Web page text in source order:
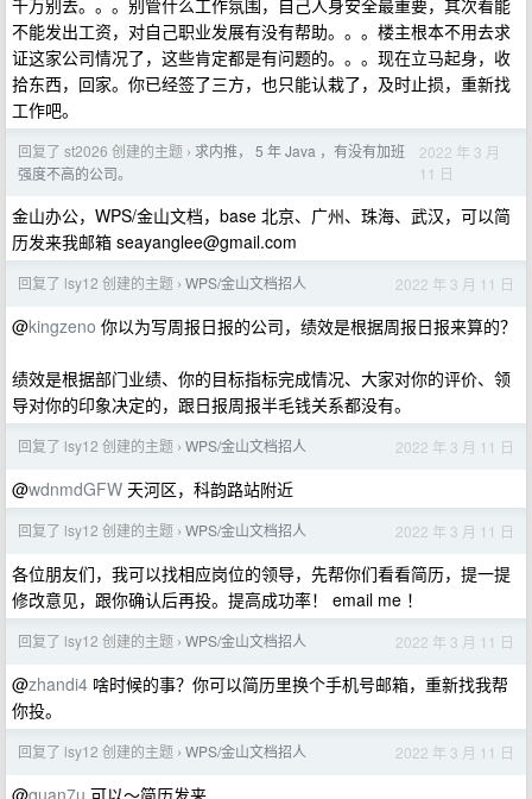
千万别去。。。别管什么工作氛围，自己人身安全最重要，其次看能
不能发出工资，对自己职业发展有没有帮助。。。楼主根本不用去求
证这家公司情况了，这些肯定都是有问题的。。。现在立马起身，收
拾东西，回家。你已经签了三方，也只能认栽了，及时止损，重新找
工作吧。
回复了 st2026 创建的主题 › 求内推， 5 年 Java ，有没有加班
强度不高的公司。
2022 年 3 月
11 日
金山办公，WPS/金山文档，base 北京、广州、珠海、武汉，可以简
历发来我邮箱 seayanglee@gmail.com
回复了 lsy12 创建的主题 › WPS/金山文档招人 2022 年 3 月 11 日
@kingzeno 你以为写周报日报的公司，绩效是根据周报日报来算的？
绩效是根据部门业绩、你的目标指标完成情况、大家对你的评价、领
导对你的印象决定的，跟日报周报半毛钱关系都没有。
回复了 lsy12 创建的主题 › WPS/金山文档招人 2022 年 3 月 11 日
@wdnmdGFW 天河区，科韵路站附近
回复了 lsy12 创建的主题 › WPS/金山文档招人 2022 年 3 月 11 日
各位朋友们，我可以找相应岗位的领导，先帮你们看看简历，提一提
修改意见，跟你确认后再投。提高成功率！ email me ！
回复了 lsy12 创建的主题 › WPS/金山文档招人 2022 年 3 月 11 日
@zhandi4 啥时候的事？你可以简历里换个手机号邮箱，重新找我帮
你投。
回复了 lsy12 创建的主题 › WPS/金山文档招人 2022 年 3 月 11 日
@quan7u 可以～简历发来